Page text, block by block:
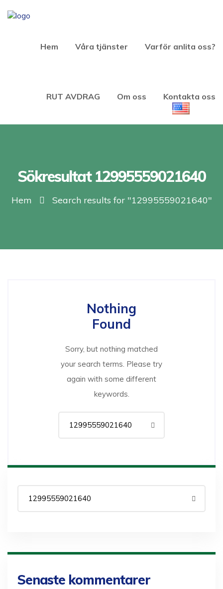
Hem Våra tjänster Varför anlita oss?
RUT AVDRAG Om oss Kontakta oss
Sökresultat 12995559021640
Hem Search results for "12995559021640"
Nothing
Found
Sorry, but nothing matched
your search terms. Please try
again with some different
keywords.
Senaste kommentarer